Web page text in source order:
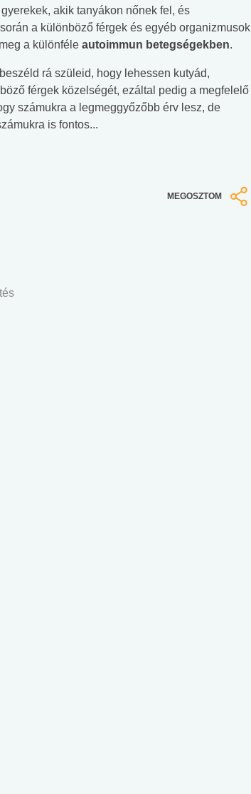
akik tanyákon nőnek fel, és
a különböző férgek és egyéb organizmusok
a különféle autoimmun betegségekben.
rá szüleid, hogy lehessen kutyád,
férgek közelségét, ezáltal pedig a megfelelő
számukra a legmeggyőzőbb érv lesz, de
is fontos...
MEGOSZTOM